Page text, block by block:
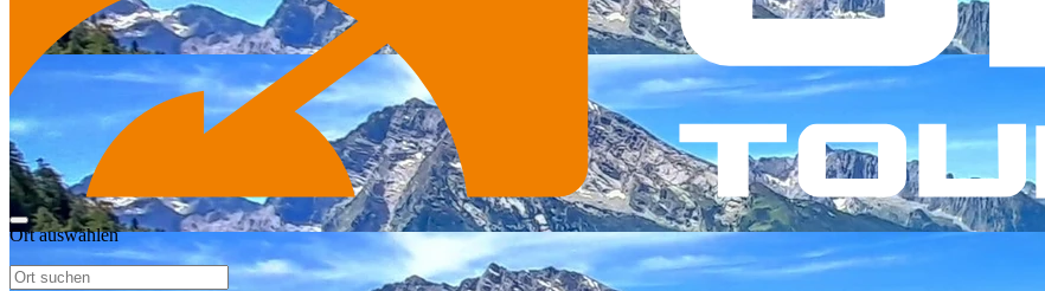
Ort auswählen